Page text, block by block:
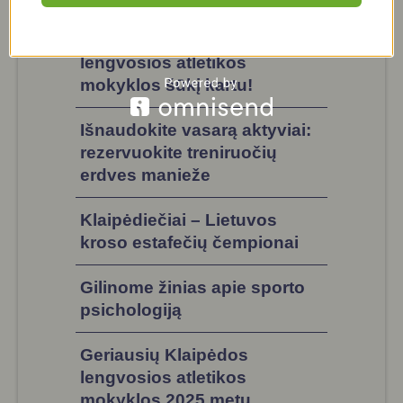
lengvosios atletikos
mokyklos šūkį kartu!
Išnaudokite vasarą aktyviai:
rezervuokite treniruočių
erdves manieže
Klaipėdiečiai – Lietuvos
kroso estafečių čempionai
Gilinome žinias apie sporto
psichologiją
Geriausių Klaipėdos
lengvosios atletikos